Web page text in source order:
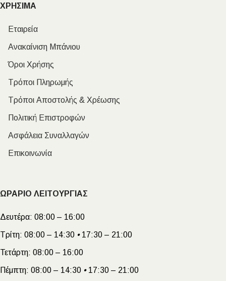
ΧΡΗΣΙΜΑ
Εταιρεία
Ανακαίνιση Μπάνιου
Όροι Χρήσης
Τρόποι Πληρωμής
Τρόποι Αποστολής & Χρέωσης
Πολιτική Επιστροφών
Ασφάλεια Συναλλαγών
Επικοινωνία
ΩΡΑΡΙΟ ΛΕΙΤΟΥΡΓΙΑΣ
Δευτέρα: 08:00 – 16:00
Τρίτη: 08:00 – 14:30 •17:30 – 21:00
Τετάρτη: 08:00 – 16:00
Πέμπτη: 08:00 – 14:30 •17:30 – 21:00